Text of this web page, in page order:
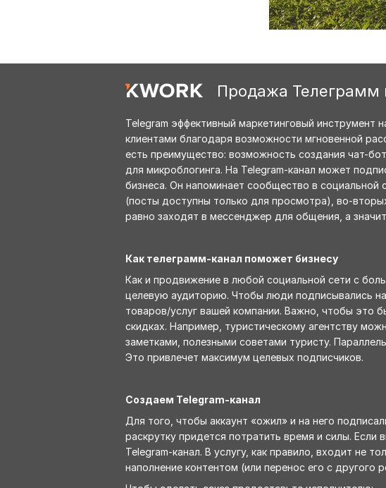
Продажа Телеграмм
Telegram эффективный маркетинговый
клиентами благодаря возможности мгновенной
есть преимущество: возможность создания чат-
для микроблогинга. На Telegram-канал может
бизнеса. Он напоминает сообщество в социальной
(посты доступны только для просмотра), во-
равно заходят в мессенджер для общения, а
Как телеграмм-канал поможет бизнесу
Как и продвижение в любой социальной сети с
целевую аудиторию. Чтобы люди подписывались
товаров/услуг вашей компании. Важно, чтобы это
скидках. Например, туристическому агентству
заметками, полезными советами туристу.
Это привлечет максимум целевых подписчиков.
Создаем Telegram-канал
Для того, чтобы аккаунт «ожил» и на него
раскрутку придется потратить время и силы. Если
Telegram-канал. В услугу, как правило, входит не
наполнение контентом (или перенос его с другого